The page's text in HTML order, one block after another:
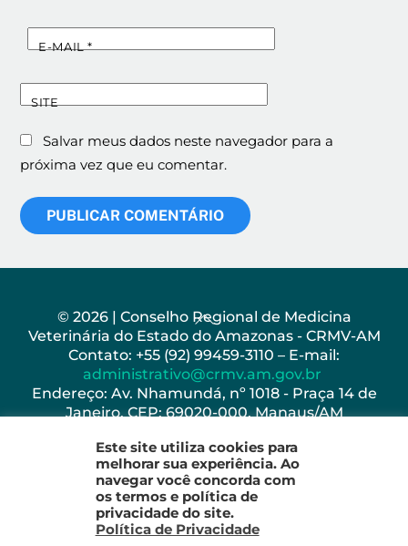
E-MAIL*
SITE
Salvar meus dados neste navegador para a
próxima vez que eu comentar.
Back
To
Top
© 2026 | Conselho Regional de Medicina
Veterinária do Estado do Amazonas - CRMV-AM
Contato: +55 (92) 99459-3110 – E-mail:
administrativo@crmv.am.gov.br
Endereço: Av. Nhamundá, nº 1018 - Praça 14 de
Janeiro, CEP: 69020-000, Manaus/AM
Este site utiliza cookies para
melhorar sua experiência. Ao
navegar você concorda com
os termos e política de
privacidade do site.
Política de Privacidade